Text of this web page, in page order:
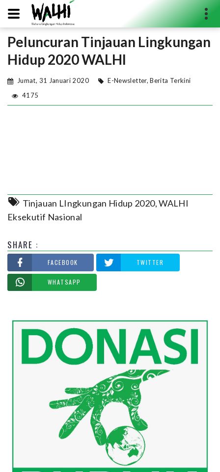
Search...
Peluncuran Tinjauan Lingkungan
Hidup 2020 WALHI
Jumat, 31 Januari 2020 E-Newsletter,Berita Terkini
4175
Tinjauan LIngkungan Hidup 2020,WALHI
Eksekutif Nasional
SHARE :
FACEBOOK TWITTER
WHATSAPP